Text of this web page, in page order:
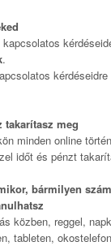
kapcsolatos
.
kérdéseidre
takarítasz meg
minden online
időt és pénzt
bármilyen
közben, reggel,
tableten,